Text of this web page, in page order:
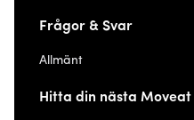
Frågor & Svar
Allmänt
Hitta din nästa Moveat